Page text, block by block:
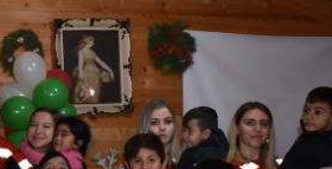
МЕЃУНАРОДНА СОРАБОТКА
ДОГОВОРИ
ЗНАЧЕЊЕ НА СЛУЖБАТА ЗА БАРАЊЕ
ФОРМУЛАРИ ЗА БАРАЊА